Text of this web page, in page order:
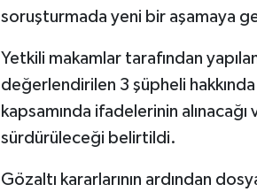
soruşturmada yeni bir aşamaya
Yetkili makamlar tarafından
değerlendirilen 3 şüpheli
kapsamında ifadelerinin
sürdürüleceği belirtildi.
Gözaltı kararlarının ardından